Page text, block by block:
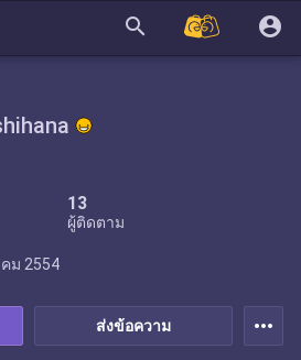
search account_circle
13
ผู้ติดตาม
ส่งข้อความ
ม 2554
more_horiz